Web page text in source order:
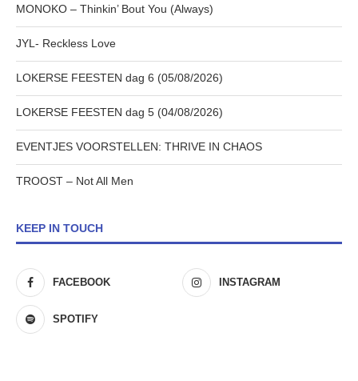
MONOKO – Thinkin’ Bout You (Always)
JYL- Reckless Love
LOKERSE FEESTEN dag 6 (05/08/2026)
LOKERSE FEESTEN dag 5 (04/08/2026)
EVENTJES VOORSTELLEN: THRIVE IN CHAOS
TROOST – Not All Men
KEEP IN TOUCH
FACEBOOK INSTAGRAM
SPOTIFY